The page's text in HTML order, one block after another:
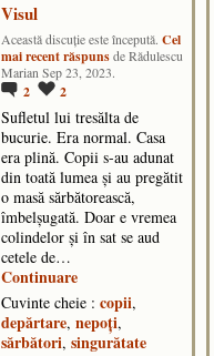
Visul
Această discuţie este începută. Cel
mai recent răspuns de Rădulescu
Marian Sep 23, 2023.
2 2
Sufletul lui tresălta de
bucurie. Era normal. Casa
era plină. Copii s-au adunat
din toată lumea și au pregătit
o masă sărbătorească,
îmbelșugată. Doar e vremea
colindelor și în sat se aud
cetele de…
Continuare
Cuvinte cheie : copii,
depărtare, nepoți,
sărbători, singurătate